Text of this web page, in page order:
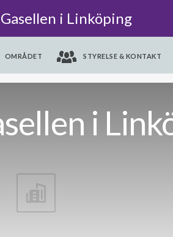
Gasellen i Linköping
OMRÅDET STYRELSE & KONTAKT
i